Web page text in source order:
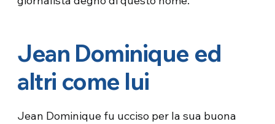
Jean Dominique ed
altri come lui
Jean Dominique fu ucciso per la sua buona